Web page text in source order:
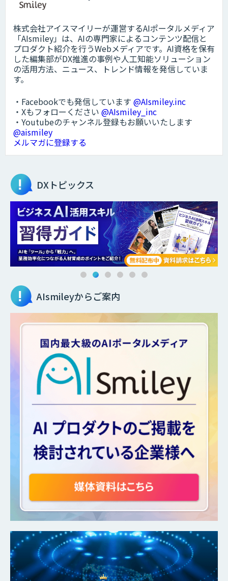
株式会社アイスマイリーが運営するAIポータルメディア
「AIsmiley」は、AIの専門家によるコンテンツ配信と
プロダクト紹介を行うWebメディアです。AI資格を保有
した編集部がDX推進の事例や人工知能ソリューション
の活用方法、ニュース、トレンド情報を発信していま
す。
・Facebookでも発信しています @AIsmiley.inc
・Xもフォローください @AIsmiley_inc
・Youtubeのチャンネル登録もお願いいたします
@aismiley
メルマガに登録する
DXトピックス
AIsmileyからご案内